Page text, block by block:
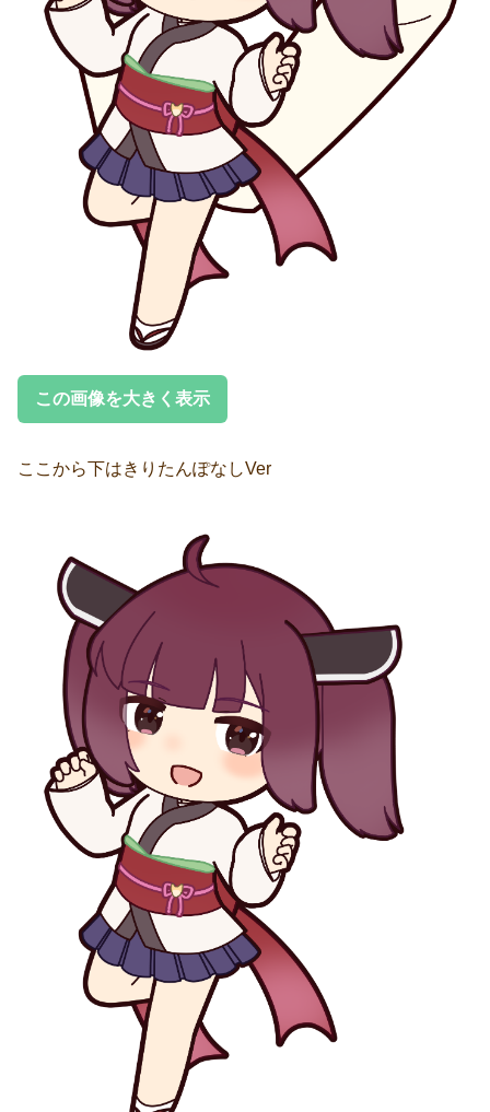
この画像を大きく表示
ここから下はきりたんぽなしVer